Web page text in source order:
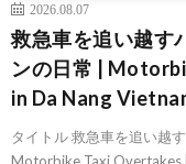
2026.08.07
救急車を追い越す
ンの日常 |
in Da Nang
タイトル 救急車を追い越
Motorbike Taxi Overtakes